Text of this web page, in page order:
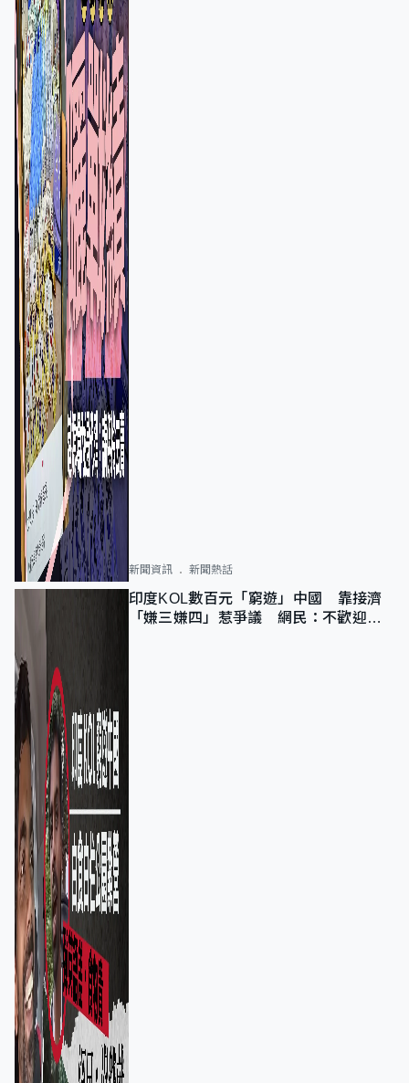
新聞資訊 新聞熱話
印度KOL數百元「窮遊」中國 靠接濟
「嫌三嫌四」惹爭議 網民：不歡迎劣